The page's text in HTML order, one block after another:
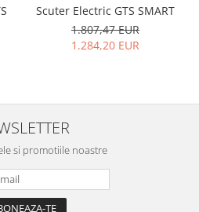
Scuter Electric GTS SMART
1.807,47 EUR
1.284,20 EUR
si promotiile noastre